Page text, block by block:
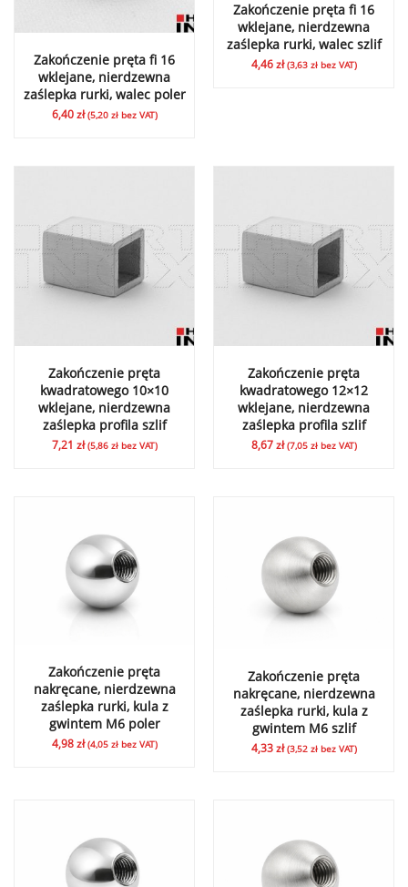
Zakończenie pręta fi 16
wklejane, nierdzewna
zaślepka rurki, walec poler
6,40zł (5,20 złbez VAT)
Zakończenie pręta fi 16
wklejane, nierdzewna
zaślepka rurki, walec szlif
4,46zł (3,63 złbez VAT)
Zakończenie pręta
kwadratowego 10×10
wklejane, nierdzewna
zaślepka profila szlif
7,21 zł (5,86 złbez VAT)
Zakończenie pręta
kwadratowego 12×12
wklejane, nierdzewna
zaślepka profila szlif
8,67zł (7,05 złbez VAT)
Zakończenie pręta
nakręcane, nierdzewna
zaślepka rurki, kula z
gwintem M6 poler
4,98zł (4,05 złbez VAT)
Zakończenie pręta
nakręcane, nierdzewna
zaślepka rurki, kula z
gwintem M6 szlif
4,33zł (3,52 złbez VAT)